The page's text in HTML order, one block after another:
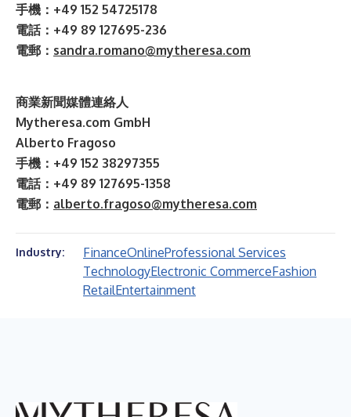
手機：+49 152 54725178
電話：+49 89 127695-236
電郵： sandra.romano@mytheresa.com
商業新聞媒體連絡人
Mytheresa.com GmbH
Alberto Fragoso
手機：+49 152 38297355
電話：+49 89 127695-1358
電郵： alberto.fragoso@mytheresa.com
Industry: FinanceOnlineProfessional Services
TechnologyElectronic CommerceFashion
RetailEntertainment